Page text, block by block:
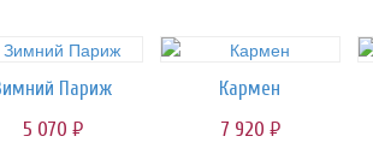
Париж
5 070 руб.
Кармен
7 920 руб.